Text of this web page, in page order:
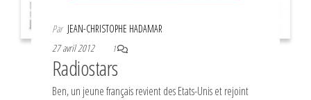
Par JEAN-CHRISTOPHE HADAMAR
27 avril 2012
1
Radiostars
Ben, un jeune français revient des Etats-Unis et rejoint